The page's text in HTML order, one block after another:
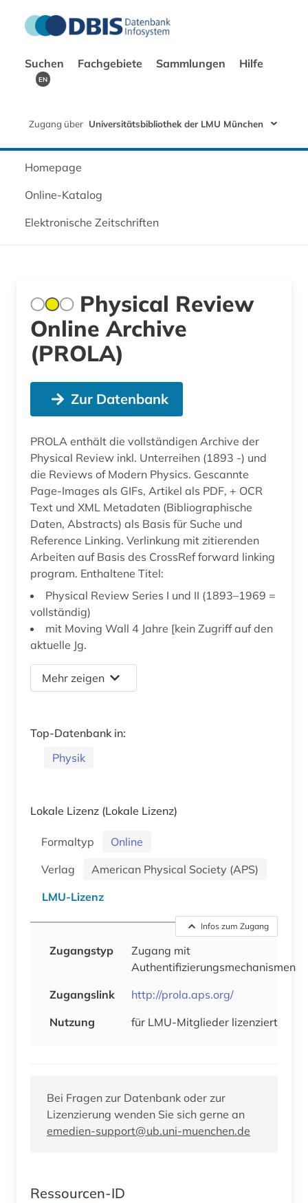
Suchen Fachgebiete Sammlungen Hilfe
EN
Zugang über Universitätsbibliothek der LMU München
Homepage
Online-Katalog
Elektronische Zeitschriften
Physical Review
Online Archive
(PROLA)
Zur Datenbank
PROLA enthält die vollständigen Archive der
Physical Review inkl. Unterreihen (1893 -) und
die Reviews of Modern Physics. Gescannte
Page-Images als GIFs, Artikel als PDF, + OCR
Text und XML Metadaten (Bibliographische
Daten, Abstracts) als Basis für Suche und
Reference Linking. Verlinkung mit zitierenden
Arbeiten auf Basis des CrossRef forward linking
program. Enthaltene Titel:
Physical Review Series I und II (1893–1969 =
vollständig)
mit Moving Wall 4 Jahre [kein Zugriff auf den
aktuelle Jg.
Mehr zeigen
Top-Datenbank in:
Physik
Lokale Lizenz (Lokale Lizenz)
Formaltyp
Online
Verlag
American Physical Society (APS)
LMU-Lizenz
Infos zum Zugang
Zugangstyp
Zugang mit
Authentifizierungsmechanismen
Zugangslink
http://prola.aps.org/
Nutzung
für LMU-Mitglieder lizenziert
Bei Fragen zur Datenbank oder zur
Lizenzierung wenden Sie sich gerne an
emedien-support@ub.uni-muenchen.de
Ressourcen-ID